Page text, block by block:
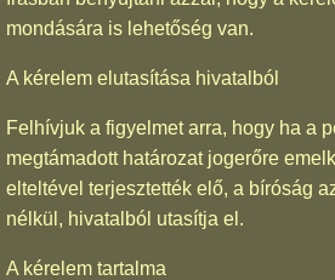
mondására is lehetőség van.
A kérelem elutasítása hivatalból
Felhívjuk a figyelmet arra, hogy ha a
megtámadott határozat jogerőre
elteltével terjesztették elő, a bíróság
nélkül, hivatalból utasítja el.
A kérelem tartalma